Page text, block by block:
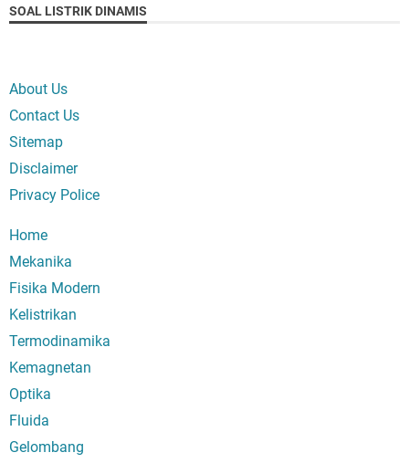
SOAL LISTRIK DINAMIS
About Us
Contact Us
Sitemap
Disclaimer
Privacy Police
Home
Mekanika
Fisika Modern
Kelistrikan
Termodinamika
Kemagnetan
Optika
Fluida
Gelombang